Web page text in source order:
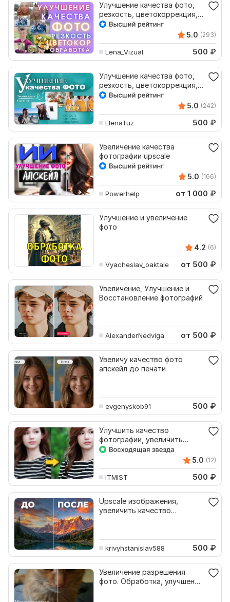
Улучшение качества фото,
резкость, цветокоррекция,
увеличение размера
5.0 (293)
Lena_Vizual 500 ₽
Улучшение качества фото,
резкость, цветокоррекция,
увеличение размера
5.0 (242)
ElenaTuz 500 ₽
Увеличение качества
фотографии upscale
5.0 (166)
Powerhelp от 1 000 ₽
Улучшение и увеличение
фото
4.2 (6)
Vyacheslav_oaktale от 500 ₽
Увеличение, Улучшение и
Восстановление фотографий
AlexanderNedviga от 500 ₽
Увеличу качество фото
апскейл до печати
evgenyskob91 500 ₽
Улучшить качество
фотографии, увеличить
разрешение
5.0 (12)
ITMIST 500 ₽
Upscale изображения,
увеличить качество
krivyhstanislav588 500 ₽
Увеличение разрешения
фото. Обработка, улучшение